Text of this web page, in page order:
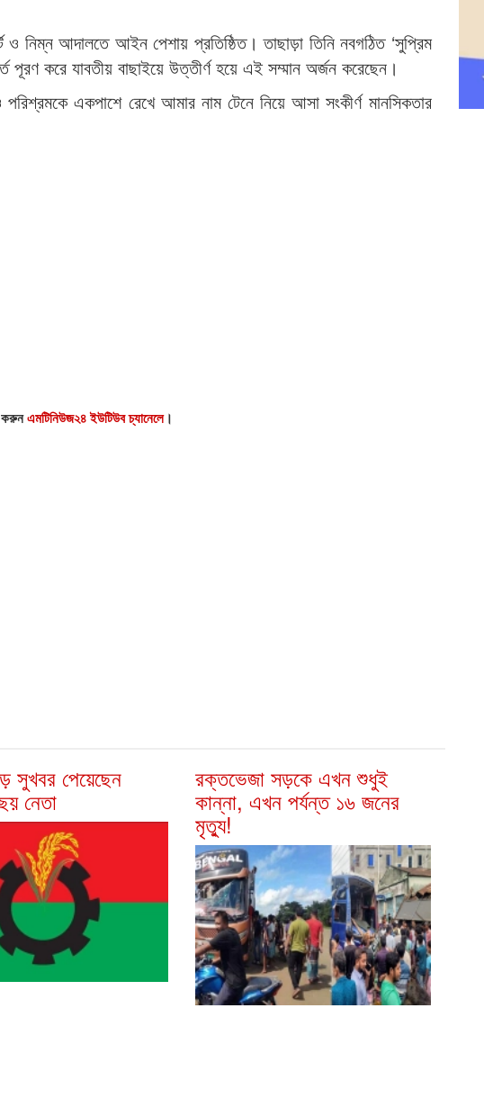
ও নিম্ন আদালতে আইন পেশায় প্রতিষ্ঠিত। তাছাড়া তিনি নবগঠিত ‘সুপ্রিম
পূরণ করে যাবতীয় বাছাইয়ে উত্তীর্ণ হয়ে এই সম্মান অর্জন করেছেন।
একপাশে রেখে আমার নাম টেনে নিয়ে আসা সংকীর্ণ মানসিকতার
করুনএমটিনিউজ২৪ ইউটিউব চ্যানেলে।
সুখবর পেয়েছেন
নেতা
রক্তভেজা সড়কে এখন শুধুই
কান্না, এখন পর্যন্ত ১৬ জনের
মৃত্যু!